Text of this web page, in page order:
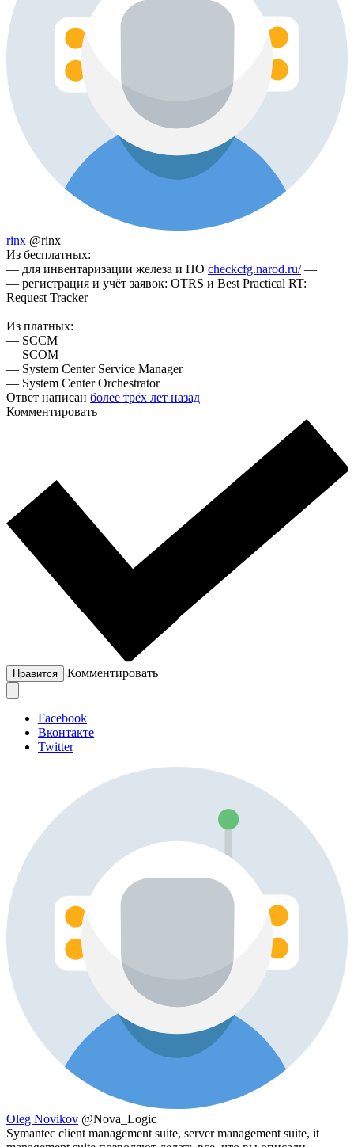
rinx @rinx
Из бесплатных:
— для инвентаризации железа и ПО checkcfg.narod.ru/—
— регистрация и учёт заявок: OTRS и Best Practical RT:
Request Tracker
Из платных:
— SCCM
— SCOM
— System Center Service Manager
— System Center Orchestrator
Ответ написан более трёх лет назад
Комментировать
Нравится Комментировать
Facebook
Вконтакте
Twitter
Oleg Novikov @Nova_Logic
Symantec client management suite, server management suite, it